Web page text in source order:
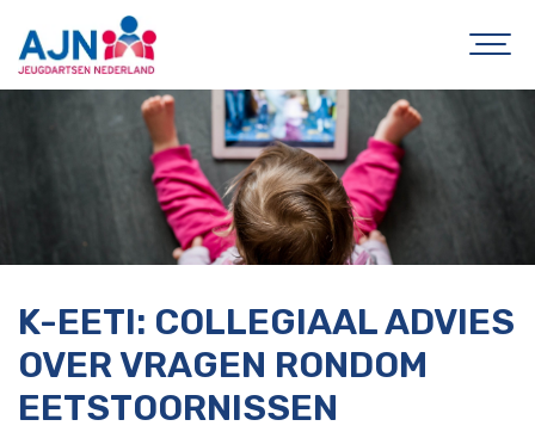
K-EETI: COLLEGIAAL ADVIES
OVER VRAGEN RONDOM
EETSTOORNISSEN